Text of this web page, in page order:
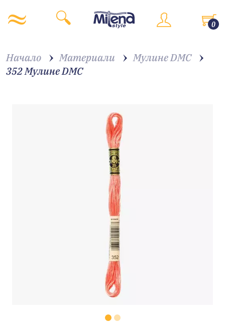
0
Начало Материали
Мулине DMC
352 Мулине DMC